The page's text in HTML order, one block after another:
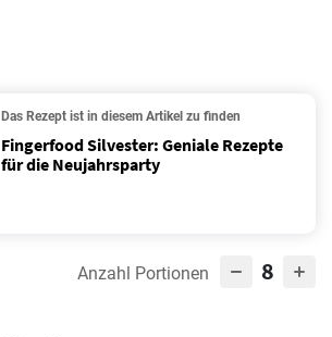
Das Rezept ist in diesem Artikel zu finden
Fingerfood Silvester: Geniale Rezepte
für die Neujahrsparty
Anzahl Portionen 8